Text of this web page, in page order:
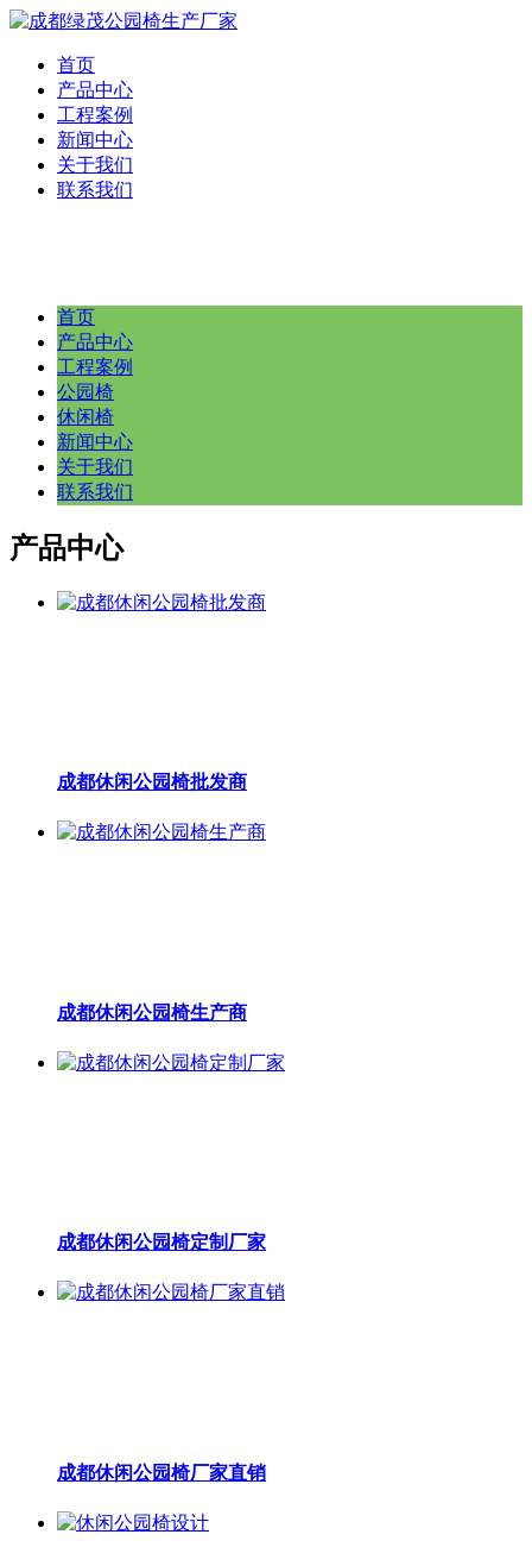
首页
产品中心
工程案例
新闻中心
关于我们
联系我们
首页
产品中心
工程案例
公园椅
休闲椅
新闻中心
关于我们
联系我们
产品中心
成都休闲公园椅批发商
成都休闲公园椅生产商
成都休闲公园椅定制厂家
成都休闲公园椅厂家直销